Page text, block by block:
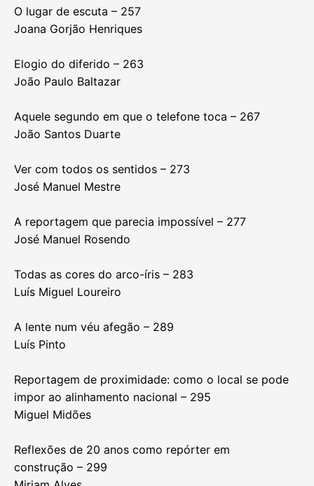
O lugar de escuta – 257
Joana Gorjão Henriques
Elogio do diferido – 263
João Paulo Baltazar
Aquele segundo em que o telefone toca – 267
João Santos Duarte
Ver com todos os sentidos – 273
José Manuel Mestre
A reportagem que parecia impossível – 277
José Manuel Rosendo
Todas as cores do arco-íris – 283
Luís Miguel Loureiro
A lente num véu afegão – 289
Luís Pinto
Reportagem de proximidade: como o local se pode
impor ao alinhamento nacional – 295
Miguel Midões
Reflexões de 20 anos como repórter em
construção – 299